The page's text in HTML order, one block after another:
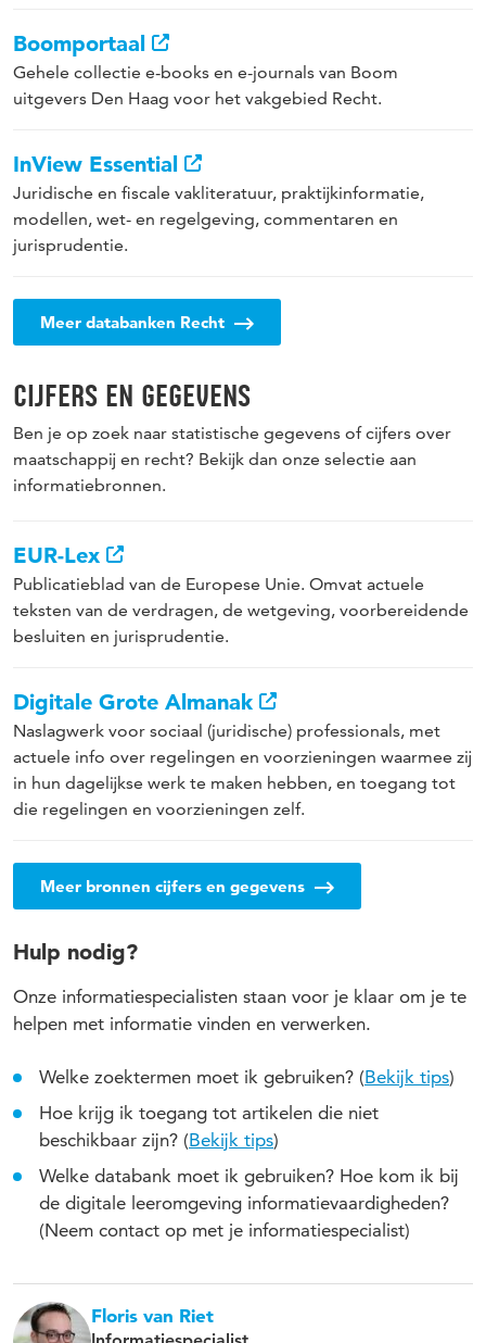
Boomportaal
Gehele collectie e-books en e-journals van Boom
uitgevers Den Haag voor het vakgebied Recht.
InView Essential
Juridische en fiscale vakliteratuur, praktijkinformatie,
modellen, wet- en regelgeving, commentaren en
jurisprudentie.
Meer databanken Recht
CIJFERS EN GEGEVENS
Ben je op zoek naar statistische gegevens of cijfers over
maatschappij en recht? Bekijk dan onze selectie aan
informatiebronnen.
EUR-Lex
Publicatieblad van de Europese Unie. Omvat actuele
teksten van de verdragen, de wetgeving, voorbereidende
besluiten en jurisprudentie.
Digitale Grote Almanak
Naslagwerk voor sociaal (juridische) professionals, met
actuele info over regelingen en voorzieningen waarmee zij
in hun dagelijkse werk te maken hebben, en toegang tot
die regelingen en voorzieningen zelf.
Meer bronnen cijfers en gegevens
Hulp nodig?
Onze informatiespecialisten staan voor je klaar om je te
helpen met informatie vinden en verwerken.
Welke zoektermen moet ik gebruiken? (Bekijk tips)
Hoe krijg ik toegang tot artikelen die niet
beschikbaar zijn? (Bekijk tips)
Welke databank moet ik gebruiken? Hoe kom ik bij
de digitale leeromgeving informatievaardigheden?
(Neem contact op met je informatiespecialist)
Floris van Riet